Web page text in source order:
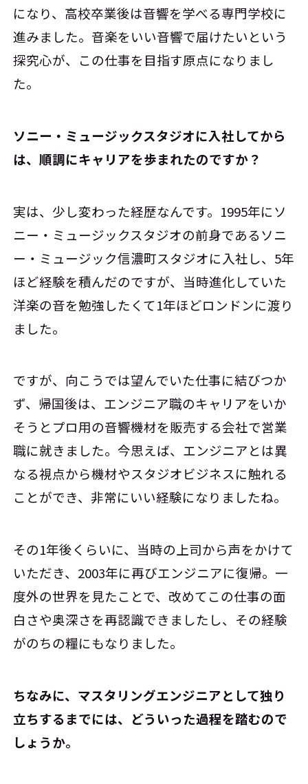
になり、高校卒業後は音響を学べる専門学校に
進みました。音楽をいい音響で届けたいという
探究心が、この仕事を目指す原点になりまし
た。
――ソニー・ミュージックスタジオに入社してから
は、順調にキャリアを歩まれたのですか？
実は、少し変わった経歴なんです。1995年にソ
ニー・ミュージックスタジオの前身であるソニ
ー・ミュージック信濃町スタジオに入社し、5年
ほど経験を積んだのですが、当時進化していた
洋楽の音を勉強したくて1年ほどロンドンに渡り
ました。
ですが、向こうでは望んでいた仕事に結びつか
ず、帰国後は、エンジニア職のキャリアをいか
そうとプロ用の音響機材を販売する会社で営業
職に就きました。今思えば、エンジニアとは異
なる視点から機材やスタジオビジネスに触れる
ことができ、非常にいい経験になりましたね。
その1年後くらいに、当時の上司から声をかけて
いただき、2003年に再びエンジニアに復帰。一
度外の世界を見たことで、改めてこの仕事の面
白さや奥深さを再認識できましたし、その経験
がのちの糧にもなりました。
――ちなみに、マスタリングエンジニアとして独り
立ちするまでには、どういった過程を踏むので
しょうか。